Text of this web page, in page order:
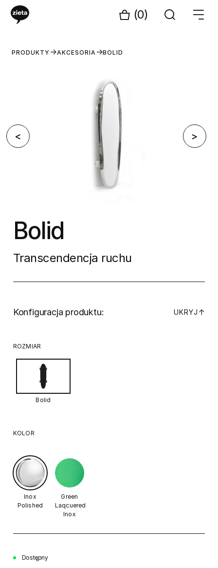
(0)
PRODUKTY AKCESORIA BOLID
< >
Bolid
Transcendencja ruchu
Konfiguracja produktu: UKRYJ ↓
ROZMIAR
Bolid
KOLOR
Inox
Polished
Green
Laqcuered
Inox
Dostępny